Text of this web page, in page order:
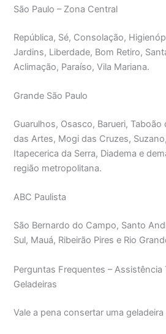
São Paulo – Zona Central
República, Sé, Consolação,
Jardins, Liberdade, Bom Retiro,
Aclimação, Paraíso, Vila Mariana.
Grande São Paulo
Guarulhos, Osasco, Barueri, Taboão
das Artes, Mogi das Cruzes,
Itapecerica da Serra, Diadema e
região metropolitana.
ABC Paulista
São Bernardo do Campo, Santo
Sul, Mauá, Ribeirão Pires e Rio
Perguntas Frequentes – Assistência
Geladeiras
Vale a pena consertar uma geladeira